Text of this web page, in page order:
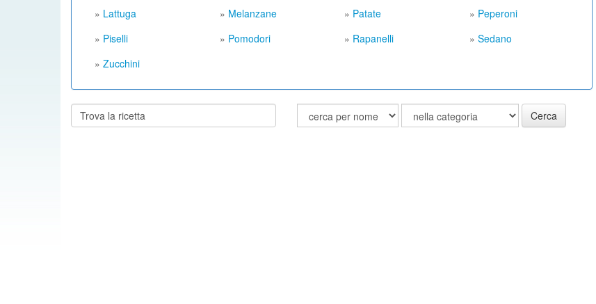
» Lattuga » Melanzane » Patate » Peperoni
» Piselli » Pomodori » Rapanelli » Sedano
» Zucchini
Cerca Cerca